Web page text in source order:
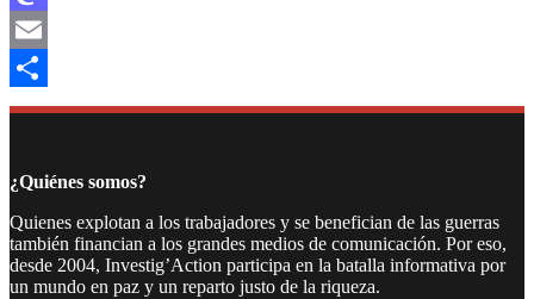
Mastodon
Email
Compartir
¿Quiénes somos?
Quienes explotan a los trabajadores y se benefician de las guerras
también financian a los grandes medios de comunicación. Por eso,
desde 2004, Investig’Action participa en la batalla informativa por
un mundo en paz y un reparto justo de la riqueza.